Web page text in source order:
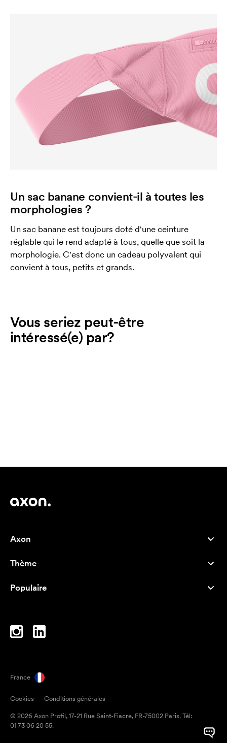
Un sac banane convient-il à toutes les
morphologies ?
Un sac banane est toujours doté d'une ceinture
réglable qui le rend adapté à tous, quelle que soit la
morphologie. C'est donc un cadeau polyvalent qui
convient à tous, petits et grands.
Vous seriez peut-être
intéressé(e) par?
Axon
À propos de nous
Careers
Thème
Best-seller
Inspiration
Populaire
Cahiers
Parapluies
France
Cookies
Conditions générales
© 2026 Axon Profil, 17-21 Rue Saint-Fiacre, FR-75002 Paris. Tél:
01 73 06 20 55.